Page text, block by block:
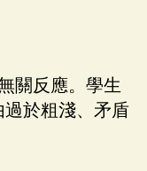
關反應。學生
於粗淺、矛盾